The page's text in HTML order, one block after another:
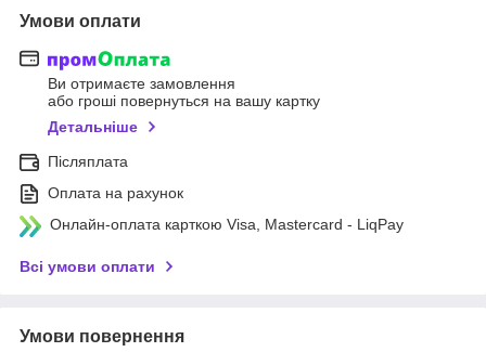
Умови оплати
Ви отримаєте замовлення
або гроші повернуться на вашу картку
Детальніше
Післяплата
Оплата на рахунок
Онлайн-оплата карткою Visa, Mastercard - LiqPay
Всі умови оплати
Умови повернення